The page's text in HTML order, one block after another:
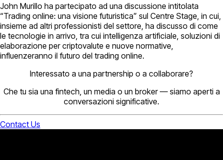
John Murillo ha partecipato ad una discussione intitolata
“Trading online: una visione futuristica” sul Centre Stage, in cui,
insieme ad altri professionisti del settore, ha discusso di come
le tecnologie in arrivo, tra cui intelligenza artificiale, soluzioni di
elaborazione per criptovalute e nuove normative,
influenzeranno il futuro del trading online.
Interessato a una partnership o a collaborare?
Che tu sia una fintech, un media o un broker — siamo aperti a
conversazioni significative.
Contact Us